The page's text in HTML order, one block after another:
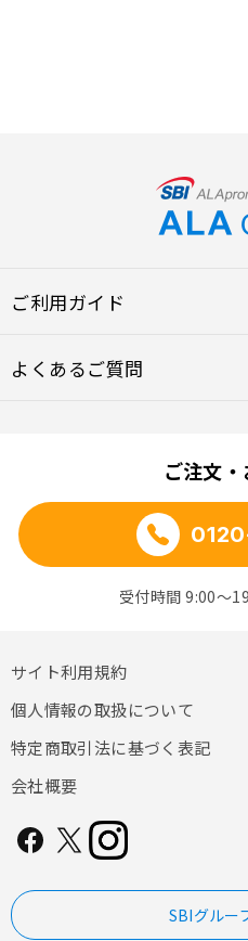
ご利用ガイド
よくあるご質問
ご注文
受付時間 9:00～
サイト利用規約
個人情報の取扱について
特定商取引法に基づく表記
会社概要
SBIグルー